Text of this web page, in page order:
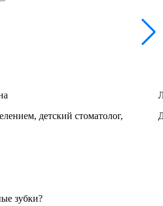
детский стоматолог,
зубки?